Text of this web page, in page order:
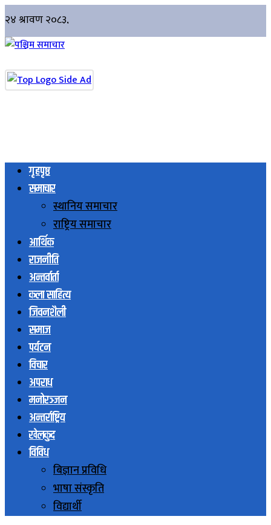
गृहपृष्ठ
समाचार
स्थानिय समाचार
राष्ट्रिय समाचार
आर्थिक
राजनीति
अन्तर्वार्ता
कला साहित्य
जिवनशैली
समाज
पर्यटन
विचार
अपराध
मनोरञ्जन
अन्तर्राष्ट्रिय
खेलकुद
विविध
बिज्ञान प्रविधि
भाषा संस्कृति
विद्यार्थी